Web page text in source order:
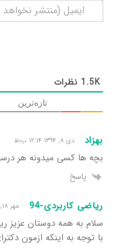
1.5K نظرات
تازه‌ترین
بهزاد دی ۸, ۱۳۹۴ ۱۲:۱۴ ب٫ظ
بچه ها کسی میدونه هر
پاسخ
ریاضی کاربردی-94 مهر ۱۸, ۱۳۹۴ ۱۱:۰۰ ق٫ظ
سلام به همه دوستان عزیز
با توجه به اینکه ازمون